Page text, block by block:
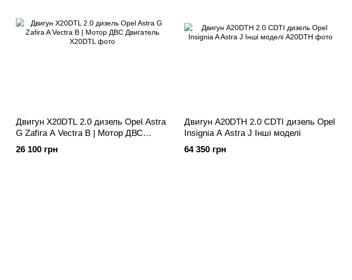
Двигун X20DTL 2.0 дизель Opel Astra
G Zafira A Vectra B | Мотор ДВС
Двигатель
26 100 грн
Двигун A20DTH 2.0 CDTI дизель Opel
Insignia A Astra J Інші моделі
64 350 грн